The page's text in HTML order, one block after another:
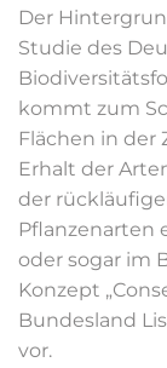
Der
Studie des
kommt zum
Flächen in
Erhalt der
der
Pflanzenarten
oder sogar im
Konzept
Bundesland
vor.